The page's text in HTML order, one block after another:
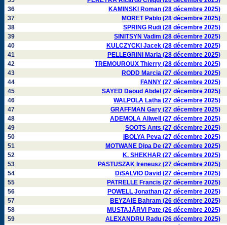
36
KAMINSKI Roman (28 décembre 2025)
37
MORET Pablo (28 décembre 2025)
38
SPRING Rudi (28 décembre 2025)
39
SINITSYN Vadim (28 décembre 2025)
40
KULCZYCKI Jacek (28 décembre 2025)
41
PELLEGRINI Maria (28 décembre 2025)
42
TREMOUROUX Thierry (28 décembre 2025)
43
RODD Marcia (27 décembre 2025)
44
FANNY (27 décembre 2025)
45
SAYED Daoud Abdel (27 décembre 2025)
46
WALPOLA Latha (27 décembre 2025)
47
GRAFFMAN Gary (27 décembre 2025)
48
ADEMOLA Allwell (27 décembre 2025)
49
SOOTS Ants (27 décembre 2025)
50
IBOLYA Peva (27 décembre 2025)
51
MOTWANE Dipa De (27 décembre 2025)
52
K. SHEKHAR (27 décembre 2025)
53
PASTUSZAK Ireneusz (27 décembre 2025)
54
DiSALVIO David (27 décembre 2025)
55
PATRELLE Francis (27 décembre 2025)
56
POWELL Jonathan (27 décembre 2025)
57
BEYZAIE Bahram (26 décembre 2025)
58
MUSTAJÄRVI Pate (26 décembre 2025)
59
ALEXANDRU Radu (26 décembre 2025)